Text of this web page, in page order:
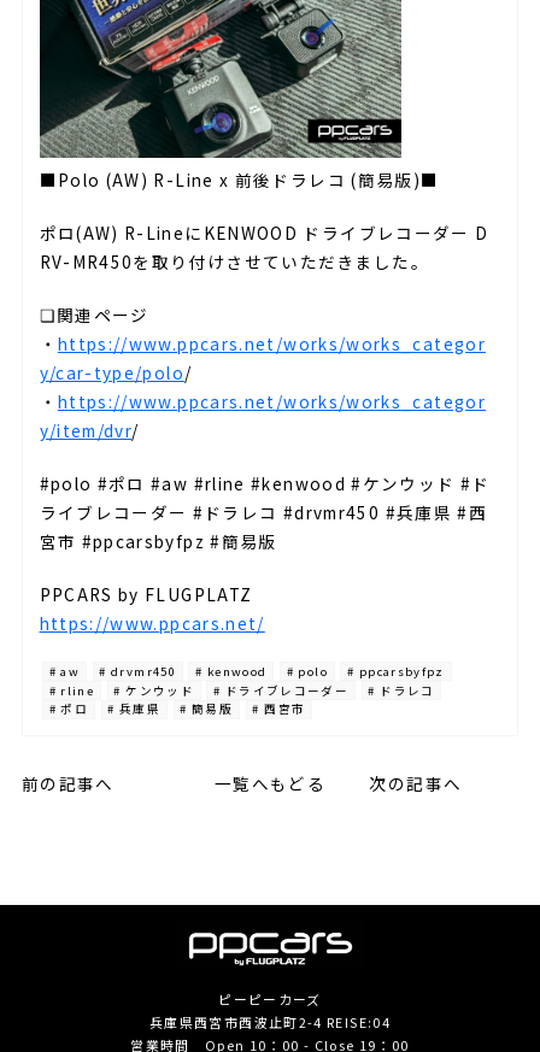
■Polo (AW) R-Line x 前後ドラレコ (簡易版)■
ポロ(AW) R-LineにKENWOOD ドライブレコーダー D
RV-MR450を取り付けさせていただきました。
❏関連ページ
・ https://www.ppcars.net/works/works_categor
y/car-type/polo/
・ https://www.ppcars.net/works/works_categor
y/item/dvr/
#polo #ポロ #aw #rline #kenwood #ケンウッド #ド
ライブレコーダー #ドラレコ #drvmr450 #兵庫県 #西
宮市 #ppcarsbyfpz #簡易版
PPCARS by FLUGPLATZ
https://www.ppcars.net/
# aw # drvmr450 # kenwood # polo
# ppcarsbyfpz
# rline
# ケンウッド # ドライブレコーダー
# ドラレコ
# ポロ
# 兵庫県 # 簡易版 # 西宮市
前の記事へ 次の記事へ
一覧へもどる
ピーピーカーズ
兵庫県西宮市西波止町2-4 REISE:04
営業時間 Open 10：00 - Close 19：00